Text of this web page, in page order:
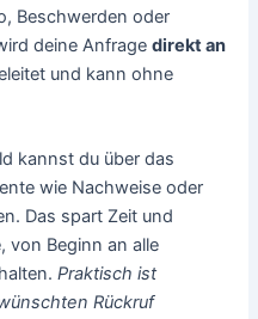
Beschwerden oder
deine Anfragedirekt an
und kann ohne
kannst du über das
wie Nachweise oder
Das spart Zeit und
von Beginn an alle
Praktisch ist
Rückruf